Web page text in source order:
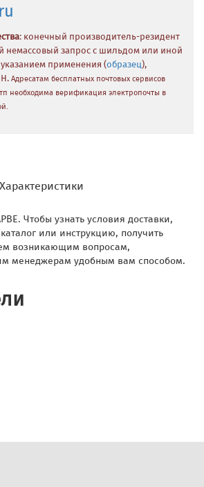
: конечный производитель-резидент
немассовый запрос с шильдом или иной
применения (образец),
Адресатам бесплатных почтовых сервисов
необходима верификация электропочты в
Характеристики
Чтобы узнать условия доставки,
или инструкцию, получить
возникающим вопросам,
менеджерам удобным вам способом.